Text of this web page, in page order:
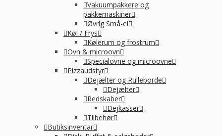
Vakuumpakkere og
pakkemaskiner
Øvrig Små-el
Køl / Frys
Kølerum og frostrum
Ovn & microovn
Specialovne og microovne
Pizzaudstyr
Dejælter og Rulleborde
Dejælter
Redskaber
Dejkasser
Tilbehør
Butiksinventar